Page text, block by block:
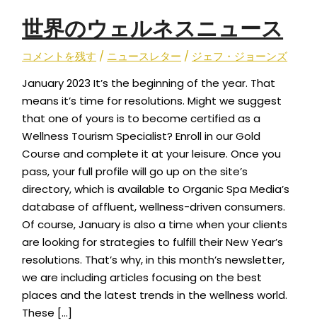
世界のウェルネスニュース
コメントを残す / ニュースレター / ジェフ・ジョーンズ
January 2023 It’s the beginning of the year. That
means it’s time for resolutions. Might we suggest
that one of yours is to become certified as a
Wellness Tourism Specialist? Enroll in our Gold
Course and complete it at your leisure. Once you
pass, your full profile will go up on the site’s
directory, which is available to Organic Spa Media’s
database of affluent, wellness-driven consumers.
Of course, January is also a time when your clients
are looking for strategies to fulfill their New Year’s
resolutions. That’s why, in this month’s newsletter,
we are including articles focusing on the best
places and the latest trends in the wellness world.
These […]